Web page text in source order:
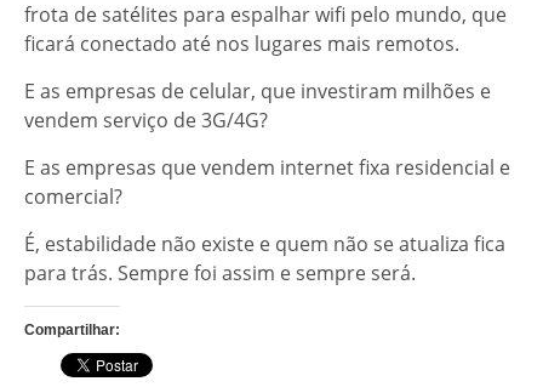
frota de satélites para espalhar wifi pelo mundo, que
ficará conectado até nos lugares mais remotos.
E as empresas de celular, que investiram milhões e
vendem serviço de 3G/4G?
E as empresas que vendem internet fixa residencial e
comercial?
É, estabilidade não existe e quem não se atualiza fica
para trás. Sempre foi assim e sempre será.
Compartilhar: